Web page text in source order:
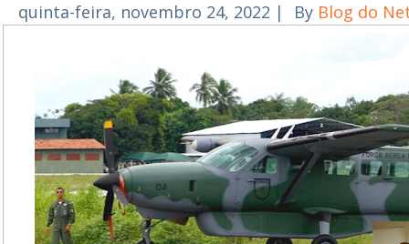
quinta-feira, novembro 24, 2022 | By Blog do